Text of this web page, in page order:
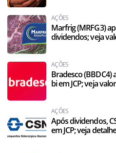
AÇÕES
Marfrig (MRFG3)
dividendos; veja
AÇÕES
Bradesco (BBDC4)
bi em JCP; veja
AÇÕES
Após dividendos,
em JCP; veja